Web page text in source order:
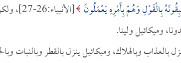
بِالْقَوْلِ وَهُمْ بِأَمْرِهِ يَعْمَلُونَ
وميكائيل ولينا.
بالعذاب وبالهلاك، وميكائيل ينزل بالقطر وبالنبات